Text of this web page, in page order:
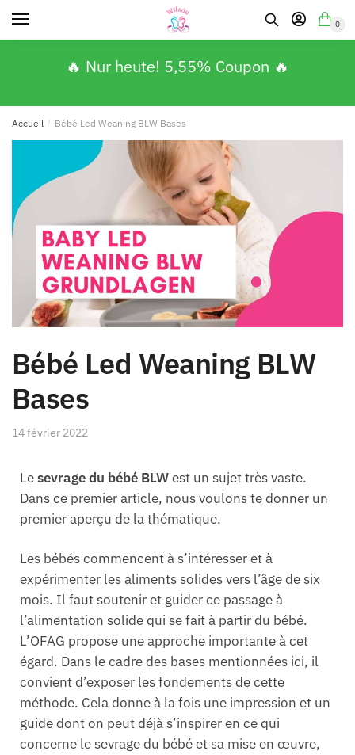
0
🔥 Nur heute! 5,55% Coupon 🔥
Accueil / Bébé Led Weaning BLW Bases
Bébé Led Weaning BLW
Bases
14 février 2022
Lesevrage du bébé BLWest un sujet très vaste.
Dans ce premier article, nous voulons te donner un
premier aperçu de la thématique.
Les bébés commencent à s’intéresser et à
expérimenter les aliments solides vers l’âge de six
mois. Il faut soutenir et guider ce passage à
l’alimentation solide qui se fait à partir du bébé.
L’OFAG propose une approche importante à cet
égard. Dans le cadre des bases mentionnées ici, il
convient d’exposer les fondements de cette
méthode. Cela donne à la fois une impression et un
guide dont on peut déjà s’inspirer en ce qui
concerne le sevrage du bébé et sa mise en œuvre,